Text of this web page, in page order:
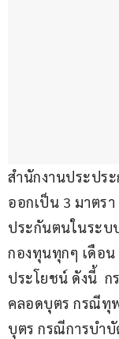
สำนักงานประปร
ออกเป็น 3 มาตร
ประกันตนในระบ
กองทุนทุกๆ เดือ
ประโยชน์ ดังนี้
คลอดบุตร กรณีทุ
บุตร กรณีการบำ